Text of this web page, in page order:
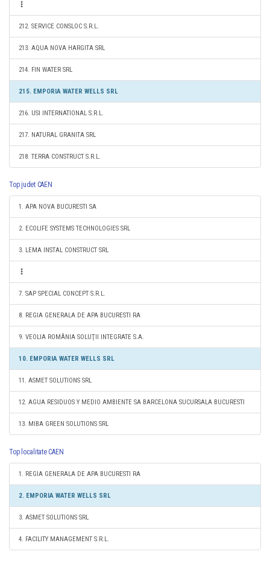
212. SERVICE CONSLOC S.R.L.
213. AQUA NOVA HARGITA SRL
214. FIN WATER SRL
215. EMPORIA WATER WELLS SRL
216. USI INTERNATIONAL S.R.L.
217. NATURAL GRANITA SRL
218. TERRA CONSTRUCT S.R.L.
Top judet CAEN
1. APA NOVA BUCURESTI SA
2. ECOLIFE SYSTEMS TECHNOLOGIES SRL
3. LEMA INSTAL CONSTRUCT SRL
7. SAP SPECIAL CONCEPT S.R.L.
8. REGIA GENERALA DE APA BUCURESTI RA
9. VEOLIA ROMÂNIA SOLUŢII INTEGRATE S.A.
10. EMPORIA WATER WELLS SRL
11. ASMET SOLUTIONS SRL
12. AGUA RESIDUOS Y MEDIO AMBIENTE SA BARCELONA SUCURSALA BUCURESTI
13. MIBA GREEN SOLUTIONS SRL
Top localitate CAEN
1. REGIA GENERALA DE APA BUCURESTI RA
2. EMPORIA WATER WELLS SRL
3. ASMET SOLUTIONS SRL
4. FACILITY MANAGEMENT S.R.L.